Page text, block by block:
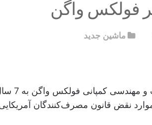
ماشین جدید
نقض قانون مصرف‌کنندگان